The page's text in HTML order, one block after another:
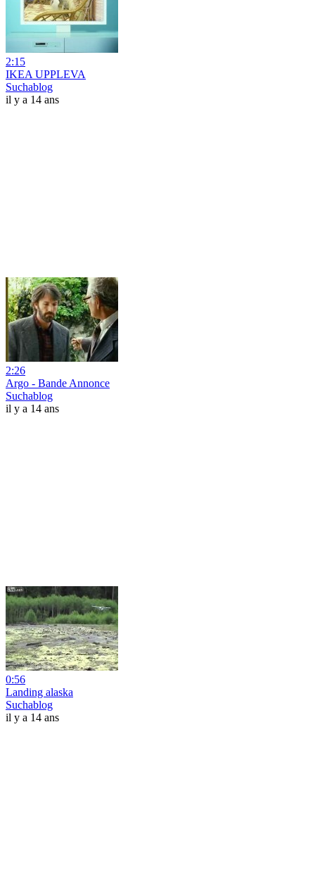
2:15
IKEA UPPLEVA
Suchablog
il y a 14 ans
2:26
Argo - Bande Annonce
Suchablog
il y a 14 ans
0:56
Landing alaska
Suchablog
il y a 14 ans